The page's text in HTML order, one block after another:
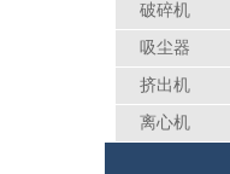
破碎机
吸尘器
挤出机
离心机